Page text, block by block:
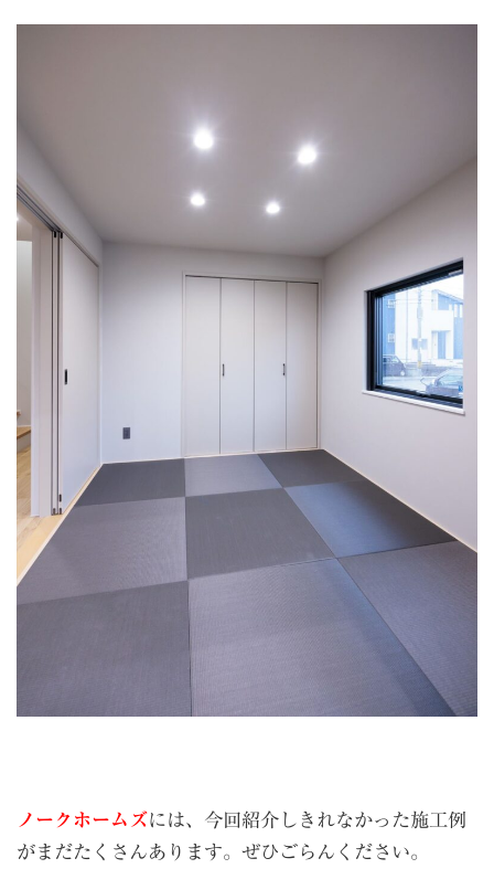
ノークホームズには、今回紹介しきれなかった施工例
がまだたくさんあります。ぜひごらんください。